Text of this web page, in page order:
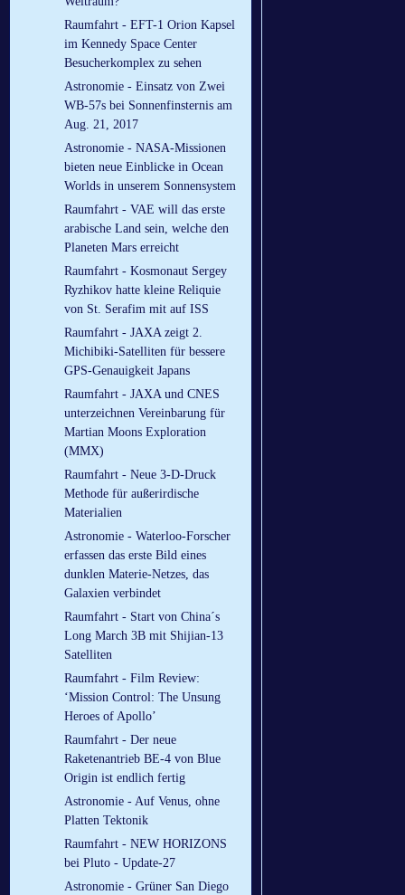
Raumfahrt - EFT-1 Orion Kapsel
im Kennedy Space Center
Besucherkomplex zu sehen
Astronomie - Einsatz von Zwei
WB-57s bei Sonnenfinsternis am
Aug. 21, 2017
Astronomie - NASA-Missionen
bieten neue Einblicke in Ocean
Worlds in unserem Sonnensystem
Raumfahrt - VAE will das erste
arabische Land sein, welche den
Planeten Mars erreicht
Raumfahrt - Kosmonaut Sergey
Ryzhikov hatte kleine Reliquie
von St. Serafim mit auf ISS
Raumfahrt - JAXA zeigt 2.
Michibiki-Satelliten für bessere
GPS-Genauigkeit Japans
Raumfahrt - JAXA und CNES
unterzeichnen Vereinbarung für
Martian Moons Exploration
(MMX)
Raumfahrt - Neue 3-D-Druck
Methode für außerirdische
Materialien
Astronomie - Waterloo-Forscher
erfassen das erste Bild eines
dunklen Materie-Netzes, das
Galaxien verbindet
Raumfahrt - Start von China´s
Long March 3B mit Shijian-13
Satelliten
Raumfahrt - Film Review:
‘Mission Control: The Unsung
Heroes of Apollo’
Raumfahrt - Der neue
Raketenantrieb BE-4 von Blue
Origin ist endlich fertig
Astronomie - Auf Venus, ohne
Platten Tektonik
Raumfahrt - NEW HORIZONS
bei Pluto - Update-27
Astronomie - Grüner San Diego